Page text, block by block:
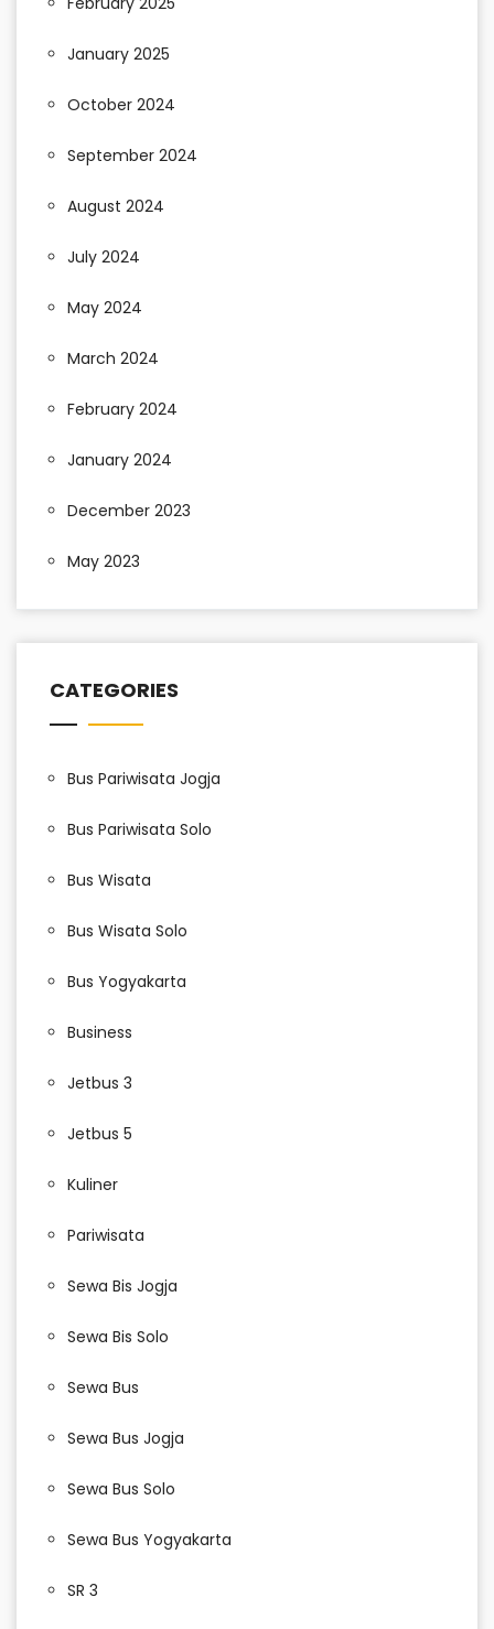
January 2025
October 2024
September 2024
August 2024
July 2024
May 2024
March 2024
February 2024
January 2024
December 2023
May 2023
CATEGORIES
Bus Pariwisata Jogja
Bus Pariwisata Solo
Bus Wisata
Bus Wisata Solo
Bus Yogyakarta
Business
Jetbus 3
Jetbus 5
Kuliner
Pariwisata
Sewa Bis Jogja
Sewa Bis Solo
Sewa Bus
Sewa Bus Jogja
Sewa Bus Solo
Sewa Bus Yogyakarta
SR 3